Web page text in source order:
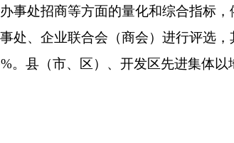
事处招商等方面的量化和综合指标
处、企业联合会（商会）进行评选
。县（市、区）、开发区先进集体以